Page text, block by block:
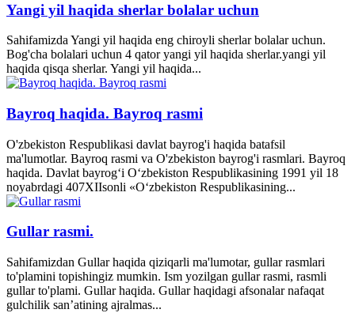
Yangi yil haqida sherlar bolalar uchun
Sahifamizda Yangi yil haqida eng chiroyli sherlar bolalar uchun.
Bog'cha bolalari uchun 4 qator yangi yil haqida sherlar.yangi yil
haqida qisqa sherlar. Yangi yil haqida...
Bayroq haqida. Bayroq rasmi
O'zbekiston Respublikasi davlat bayrog'i haqida batafsil
ma'lumotlar. Bayroq rasmi va O'zbekiston bayrog'i rasmlari. Bayroq
haqida. Davlat bayrog‘i O‘zbekiston Respublikasining 1991 yil 18
noyabrdagi 407­XII­sonli «O‘zbekiston Respublikasining...
Gullar rasmi.
Sahifamizdan Gullar haqida qiziqarli ma'lumotar, gullar rasmlari
to'plamini topishingiz mumkin. Ism yozilgan gullar rasmi, rasmli
gullar to'plami. Gullar haqida. Gullar haqidagi afsonalar nafaqat
gulchilik san’atining ajralmas...